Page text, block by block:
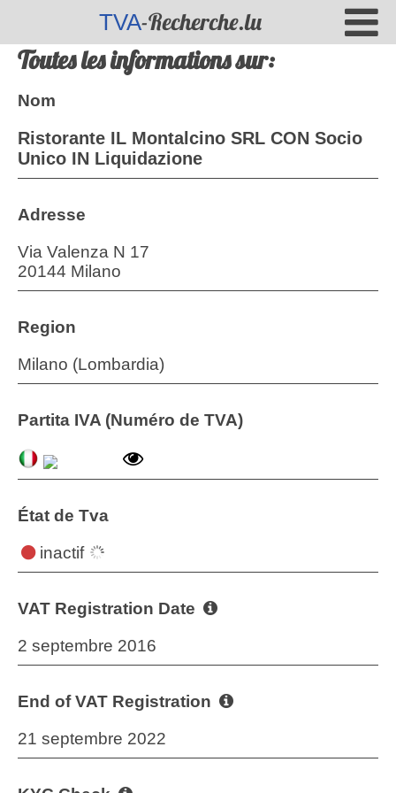
TVA-Recherche.lu
Toutes les informations sur:
Nom
Ristorante IL Montalcino SRL CON Socio
Unico IN Liquidazione
Adresse
Via Valenza N 17
20144 Milano
Region
Milano (Lombardia)
Partita IVA (Numéro de TVA)
État de Tva
inactif
VAT Registration Date
2 septembre 2016
End of VAT Registration
21 septembre 2022